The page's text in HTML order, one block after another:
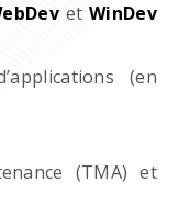
et WinDev
(en
(TMA) et